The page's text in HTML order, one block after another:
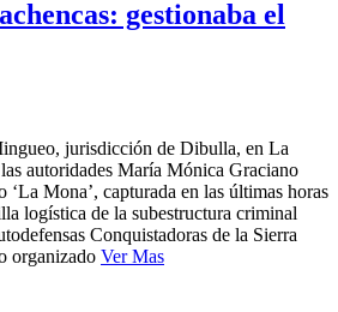
gestionaba el
jurisdicción de Dibulla, en La
autoridades María Mónica Graciano
‘La Mona’, capturada en las últimas horas
logística de la subestructura criminal
Conquistadoras de la Sierra
organizado Ver Mas